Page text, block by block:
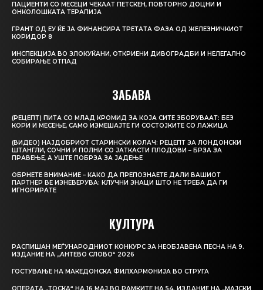
ПАЦИЕНТИ СО МЕСЕЦИ ЧЕКААТ ПЕТСКЕН, ПОВТОРНО ДОЦНИ И
ОНКОЛОШКАТА ТЕРАПИЈА
ГРАНТ ОД ЕУ ЌЕ ЈА ФИНАНСИРА ТРЕТАТА ФАЗА ОД ЖЕЛЕЗНИЧКИОТ
КОРИДОР 8
ИНСПЕКЦИЈА ВО ЗЛОКУЌАНИ, ОТКРИЕНИ ДИВОГРАДБИ И НЕЛЕГАЛНО
СОБИРАЊЕ ОТПАД
ЗАБАВА
(РЕЦЕПТ) ПИТА СО МЛАД КРОМИД ЗА КОЈА СИТЕ ЗБОРУВААТ: БЕЗ
КОРИ И МЕСЕЊЕ, САМО ИЗМЕШАЈТЕ ГИ СОСТОЈКИТЕ СО ЛАЖИЦА
(ВИДЕО) НАЈДОБРИОТ СТАРИНСКИ КОЛАЧ: РЕЦЕПТ ЗА ЛОНДОНСКИ
ШТАНГЛИ, СОЧНИ И ПОЛНИ СО ЈАТКАСТИ ПЛОДОВИ – БРЗА ЗА
ПРАВЕЊЕ, А УШТЕ ПОБРЗА ЗА ЈАДЕЊЕ
ОБРНЕТЕ ВНИМАНИЕ – КАКО ДА ПРЕПОЗНАЕТЕ ДАЛИ ВАШИОТ
ПАРТНЕР ВЕ ИЗНЕВЕРУВА: КЛУЧНИ ЗНАЦИ ШТО НЕ ТРЕБА ДА ГИ
ИГНОРИРАТЕ
КУЛТУРА
РАСПИШАН МЕЃУНАРОДНИОТ КОНКУРС ЗА НЕОБЈАВЕНА ПЕСНА НА 9.
ИЗДАНИЕ НА „АНТЕВО СЛОВО“ 2026
ГОСТУВАЊЕ НА МАКЕДОНСКА ФИЛХАРМОНИЈА ВО СТРУГА